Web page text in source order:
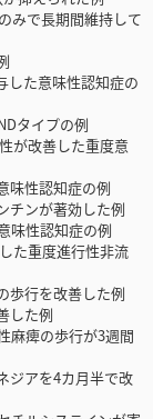
みで長期間維持して
した意味性認知症の
タイプの例
が改善した重度意
味性認知症の例
チンが著効した例
味性認知症の例
た重度進行性非流
歩行を改善した例
した例
麻痺の歩行が3週間
ジアを4カ月半で改